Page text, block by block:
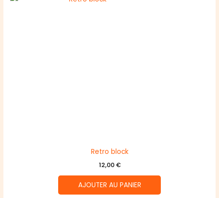
Retro block
12,00 €
AJOUTER AU PANIER